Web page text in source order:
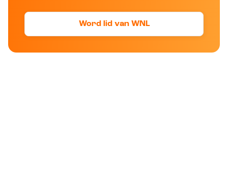
Word lid van WNL